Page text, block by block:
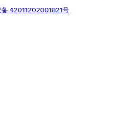
备 42011202001821号